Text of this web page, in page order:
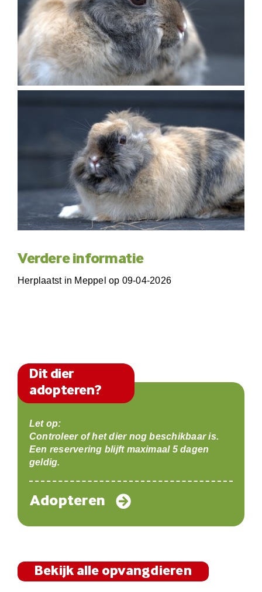
Verdere informatie
Herplaatst in Meppel op 09-04-2026
Dit dier
adopteren?
Let op:
Controleer of het dier nog beschikbaar is.
Een reservering blijft maximaal 5 dagen
geldig.
Adopteren
Bekijk alle opvangdieren